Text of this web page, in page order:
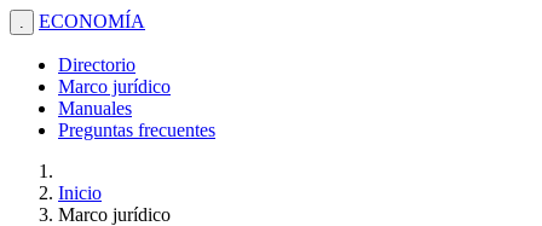
. ECONOMÍA
Directorio
Marco jurídico
Manuales
Preguntas frecuentes
Inicio
Marco jurídico